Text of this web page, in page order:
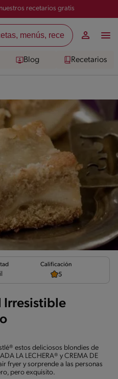
recetarios gratis
Blog Recetarios
Calificación
5
Irresistible
estos deliciosos blondies de
LA LECHERA® y CREMA DE
fryer y sorprende a las personas
pero exquisito.